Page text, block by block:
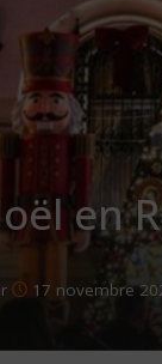
en
17 novembre